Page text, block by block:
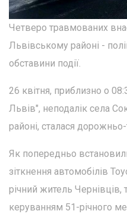
Четверо травмованих
Львівському районі -
обставини події.
26 квітня, приблизно о
Львів", неподалік села
районі, сталася дорожньо-
Як попередньо
зіткнення автомобілів
річний житель Чернівців,
керуванням 51-річного